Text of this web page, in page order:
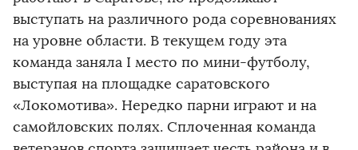
выступать на различного рода соревнованиях
на уровне области. В текущем году эта
команда заняла I место по мини-футболу,
выступая на площадке саратовского
«Локомотива». Нередко парни играют и на
самойловских полях. Сплоченная команда